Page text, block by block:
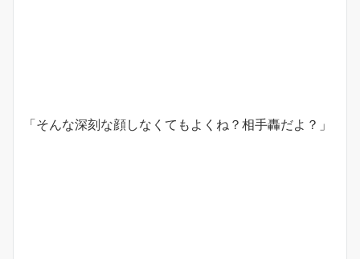
「そんな深刻な顔しなくてもよくね？相手轟だよ？」